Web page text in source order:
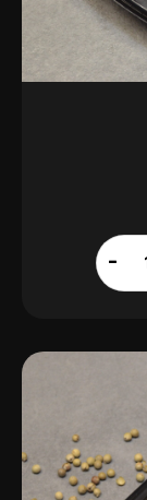
Hutspot
aantal
–